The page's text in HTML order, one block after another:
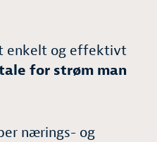
enkelt og effektivt
for strøm man
nærings- og